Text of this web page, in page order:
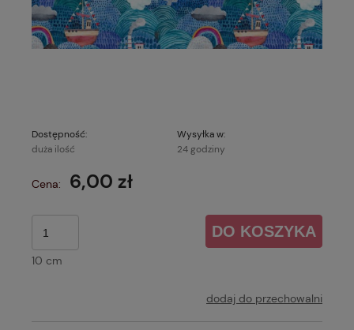
Dostępność:
duża ilość
Wysyłka w:
24 godziny
Cena: 6,00 zł
10 cm
DO KOSZYKA
dodaj do przechowalni